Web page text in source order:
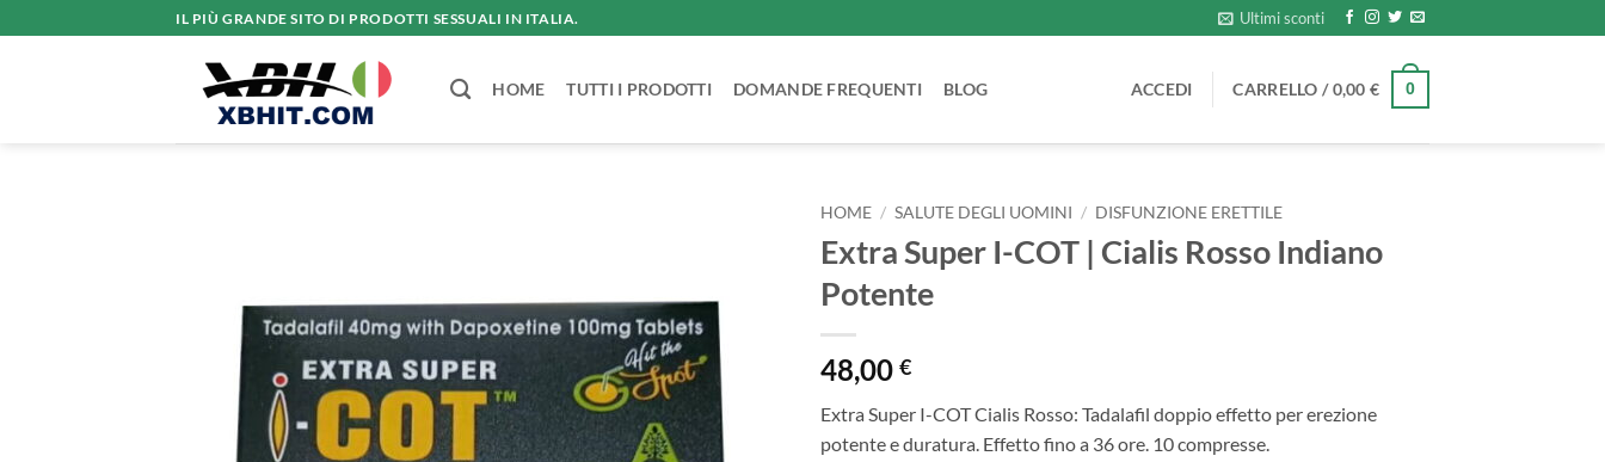
ai
IL PIÙ GRANDE SITO DI PRODOTTI SESSUALI IN ITALIA. Ultimi sconti
HOME TUTTI I PRODOTTI DOMANDE FREQUENTI BLOG ACCEDI CARRELLO /0,00€ 0
HOME / SALUTE DEGLI UOMINI / DISFUNZIONE ERETTILE
Extra Super I-COT | Cialis Rosso Indiano
Potente
48,00 €
Extra Super I-COT Cialis Rosso: Tadalafil doppio effetto per erezione
potente e duratura. Effetto fino a 36 ore. 10 compresse.